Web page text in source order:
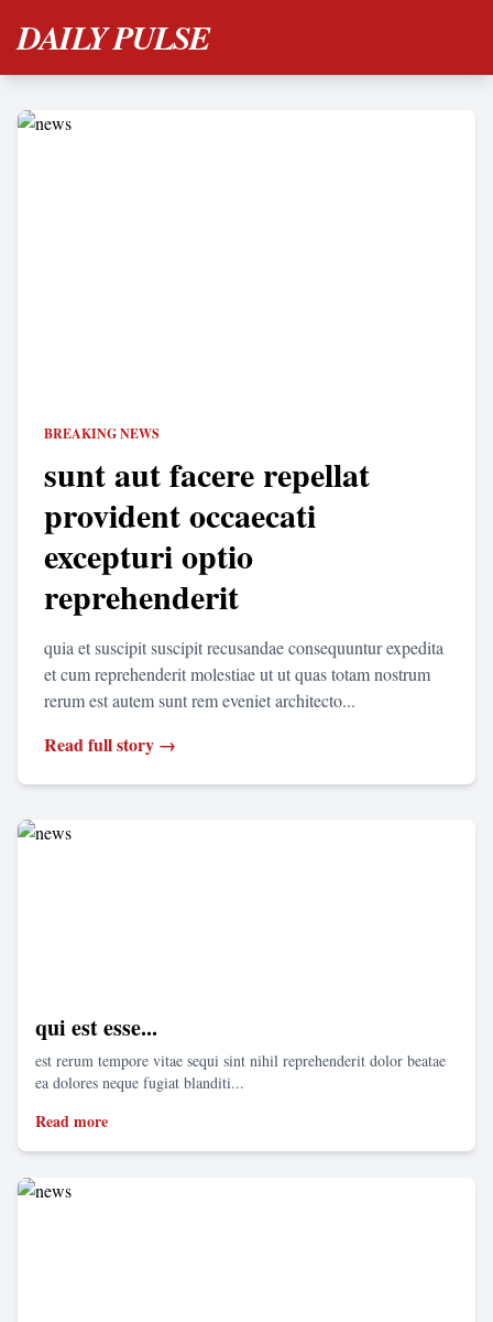
DAILY PULSE
BREAKING NEWS
sunt aut facere repellat
provident occaecati
excepturi optio
reprehenderit
quia et suscipit suscipit recusandae consequuntur expedita
et cum reprehenderit molestiae ut ut quas totam nostrum
rerum est autem sunt rem eveniet architecto...
Read full story →
qui est esse...
est rerum tempore vitae sequi sint nihil reprehenderit dolor beatae
ea dolores neque fugiat blanditi...
Read more